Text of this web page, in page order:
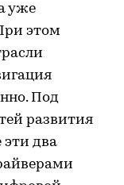
уже
этом
Под
развития
два